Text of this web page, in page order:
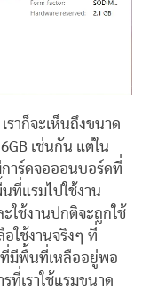
ราก็จะเห็นถึงขนาด
เช่นกัน แต่ใน
การ์ดจอออนบอร์ดที่
นที่แรมไปใช้งาน
ะใช้งานปกติจะถูกใช้
อใช้งานจริงๆ ที่
ที่มีพื้นที่เหลืออยู่พอ
ที่เราใช้แรมขนาด